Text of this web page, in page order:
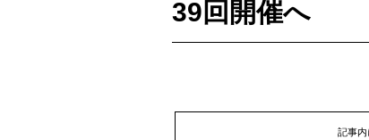
39回開催へ
記事